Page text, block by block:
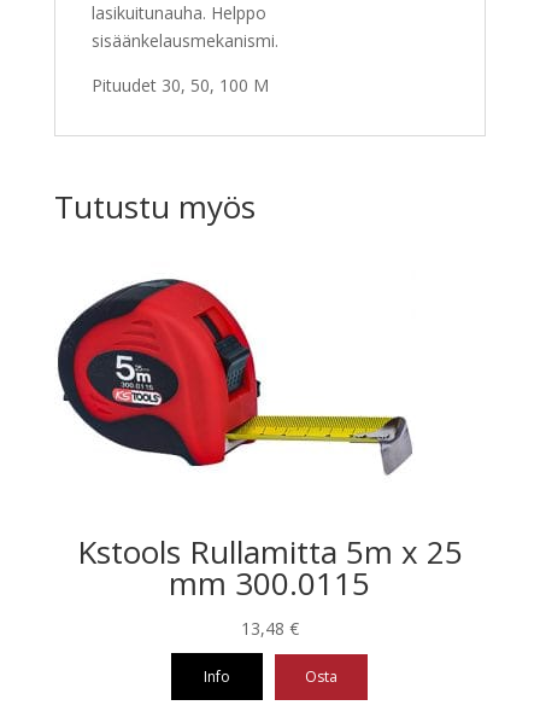
lasikuitunauha. Helppo
sisäänkelausmekanismi.
Pituudet 30, 50, 100 M
Tutustu myös
Kstools Rullamitta 5m x 25
mm 300.0115
13,48 €
Info Osta